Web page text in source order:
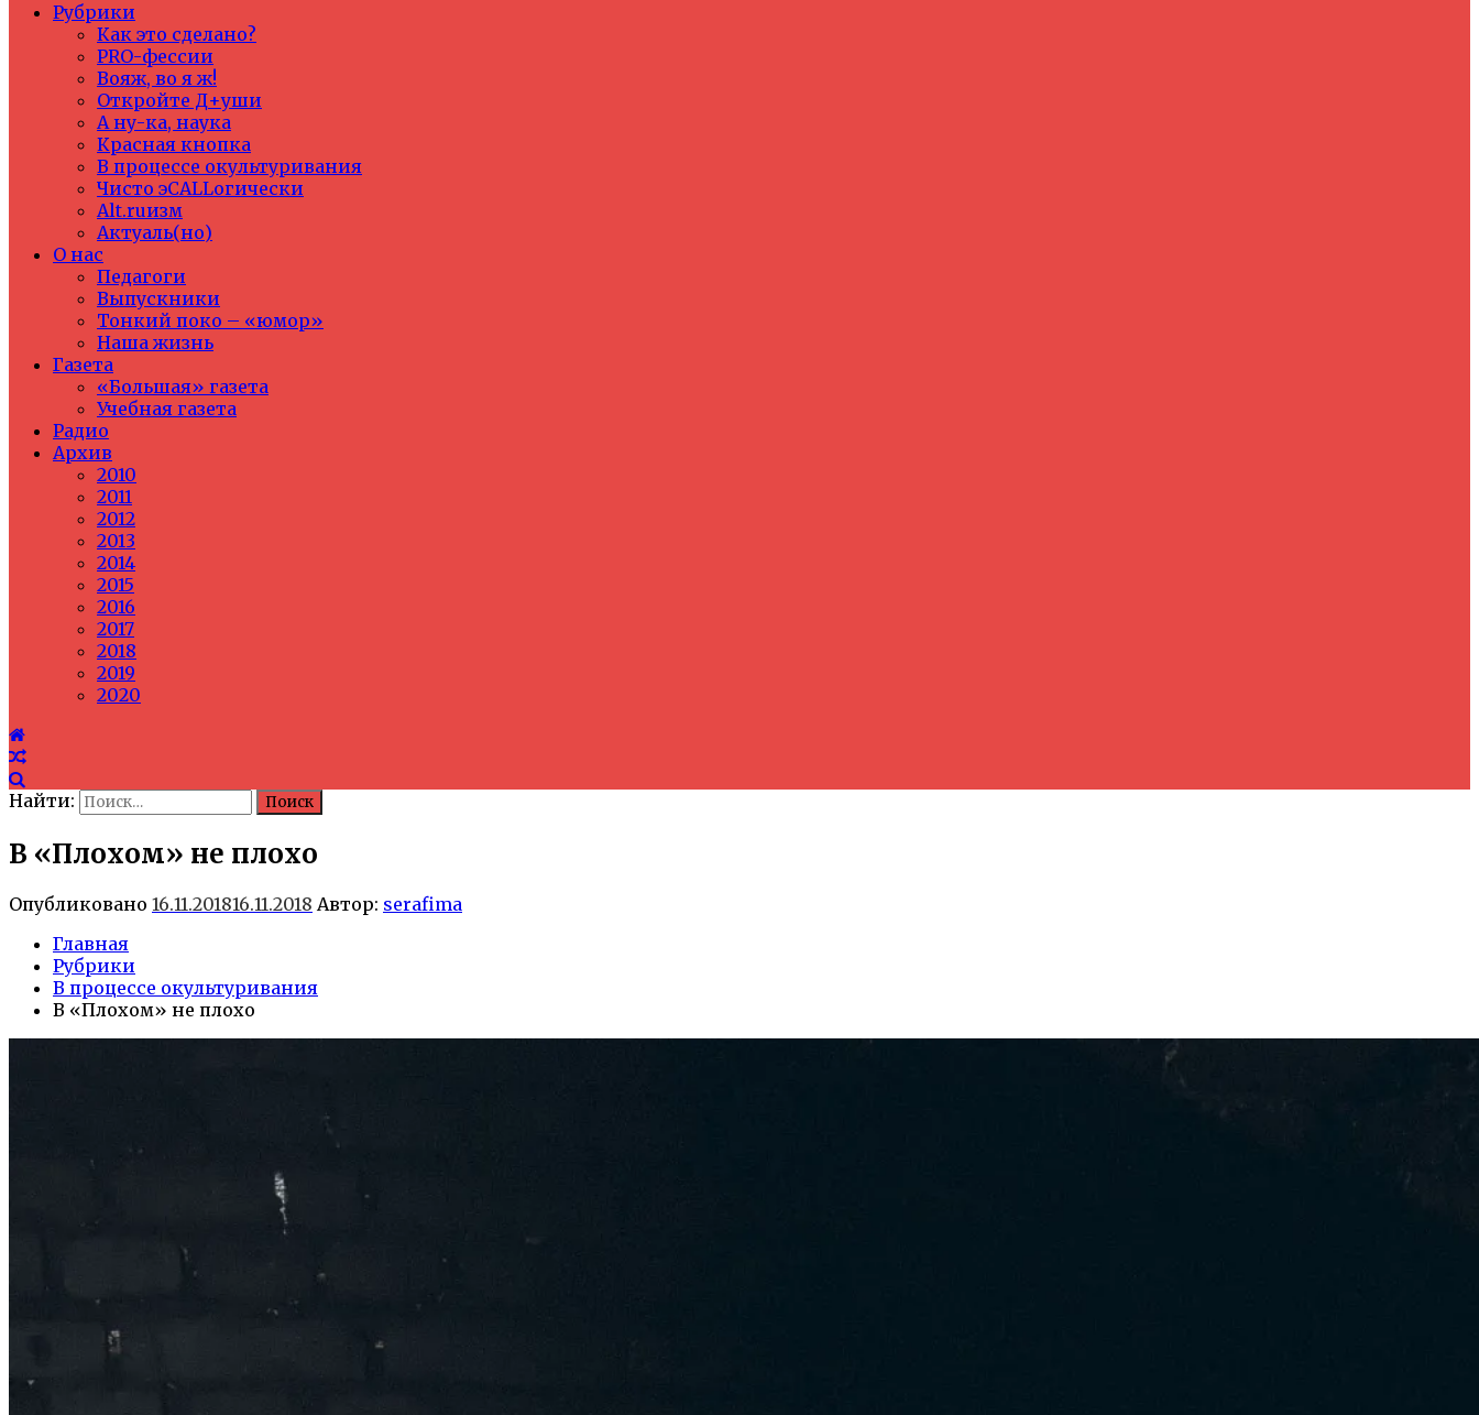
Рубрики
Как это сделано?
PRO-фессии
Вояж, во я ж!
Откройте Д+уши
А ну-ка, наука
Красная кнопка
В процессе окультуривания
Чисто эCALLогически
Alt.ruизм
Актуаль(но)
О нас
Педагоги
Выпускники
Тонкий поко – «юмор»
Наша жизнь
Газета
«Большая» газета
Учебная газета
Радио
Архив
2010
2011
2012
2013
2014
2015
2016
2017
2018
2019
2020
Найти:
В «Плохом» не плохо
Опубликовано 16.11.201816.11.2018 Автор: serafima
Главная
Рубрики
В процессе окультуривания
В «Плохом» не плохо